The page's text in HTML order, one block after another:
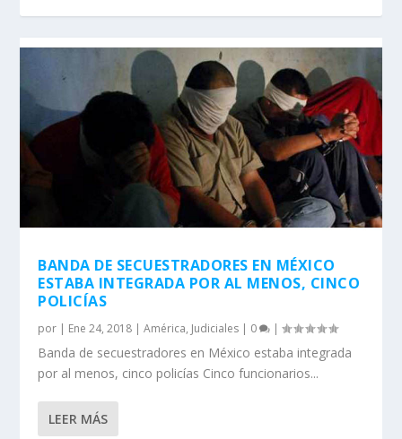
BANDA DE SECUESTRADORES EN MÉXICO
ESTABA INTEGRADA POR AL MENOS, CINCO
POLICÍAS
por | Ene 24, 2018 |América, Judiciales | 0 |
Banda de secuestradores en México estaba integrada
por al menos, cinco policías Cinco funcionarios...
LEER MÁS